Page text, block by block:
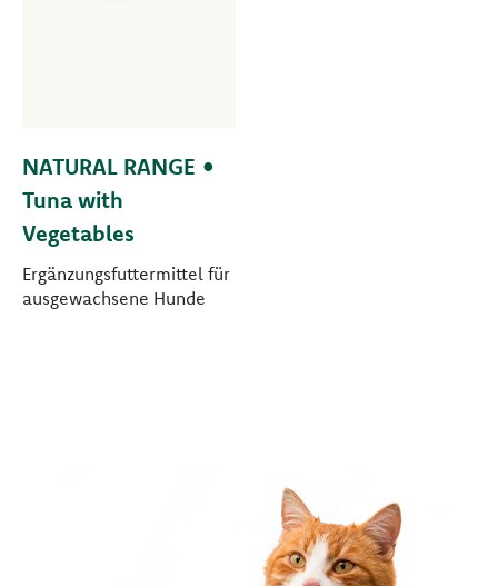
NATURAL RANGE •
Tuna with
Vegetables
Ergänzungsfuttermittel für
ausgewachsene Hunde